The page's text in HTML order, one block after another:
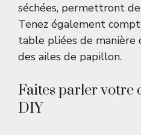
séchées, permettront
Tenez également
table pliées de manière
des ailes de papillon.
Faites parler votre
DIY